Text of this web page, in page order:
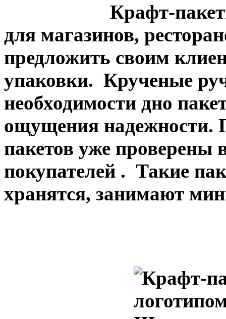
Крафт-
для магазинов,
предложить своим
упаковки. Крученые
необходимости дно
ощущения надежности.
пакетов уже проверены
покупателей . Такие
хранятся, занимают